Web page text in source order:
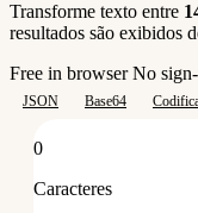
Transforme texto entre
resultados são exibidos
Free in browserNo
JSON Base64
0
Caracteres